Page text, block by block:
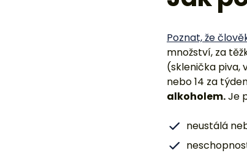
Poznat, že
množství, za
(sklenička piva,
nebo 14 za
alkoholem.Je
neustálá